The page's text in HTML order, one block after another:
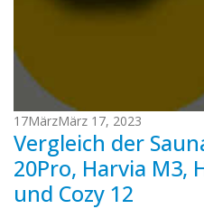
17MärzMärz 17, 2023
Vergleich der
20Pro, Harvia M3,
und Cozy 12